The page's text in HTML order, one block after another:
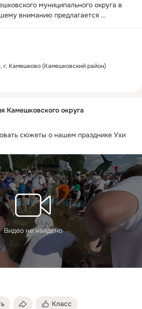
Камешковского округа
сюжеты о нашем празднике Ухи
Видео не найдено
Класс
муниципального округа в
вниманию предлагается
анонсы мероприятий.
Камешковского
- исполнительно-распорядительный
с Уставом
округа Владимирской
переданных органам
федеральными законами и
г. Камешково (Камешковский район)